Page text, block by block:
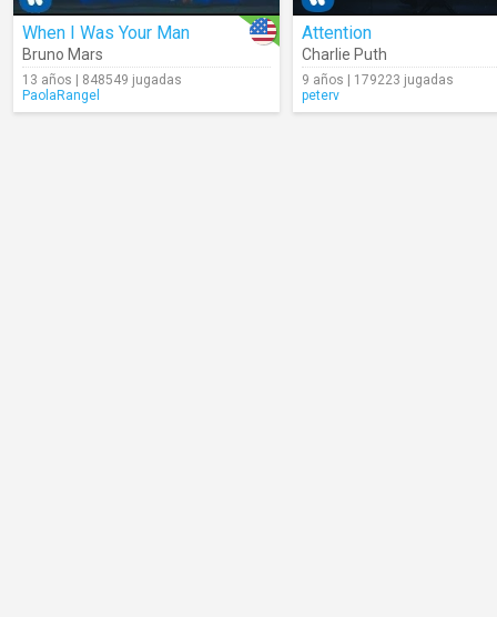
When I Was Your Man
Bruno Mars
13 años | 848549 jugadas
PaolaRangel
Attention
Charlie Puth
9 años | 179223 jugadas
peterv